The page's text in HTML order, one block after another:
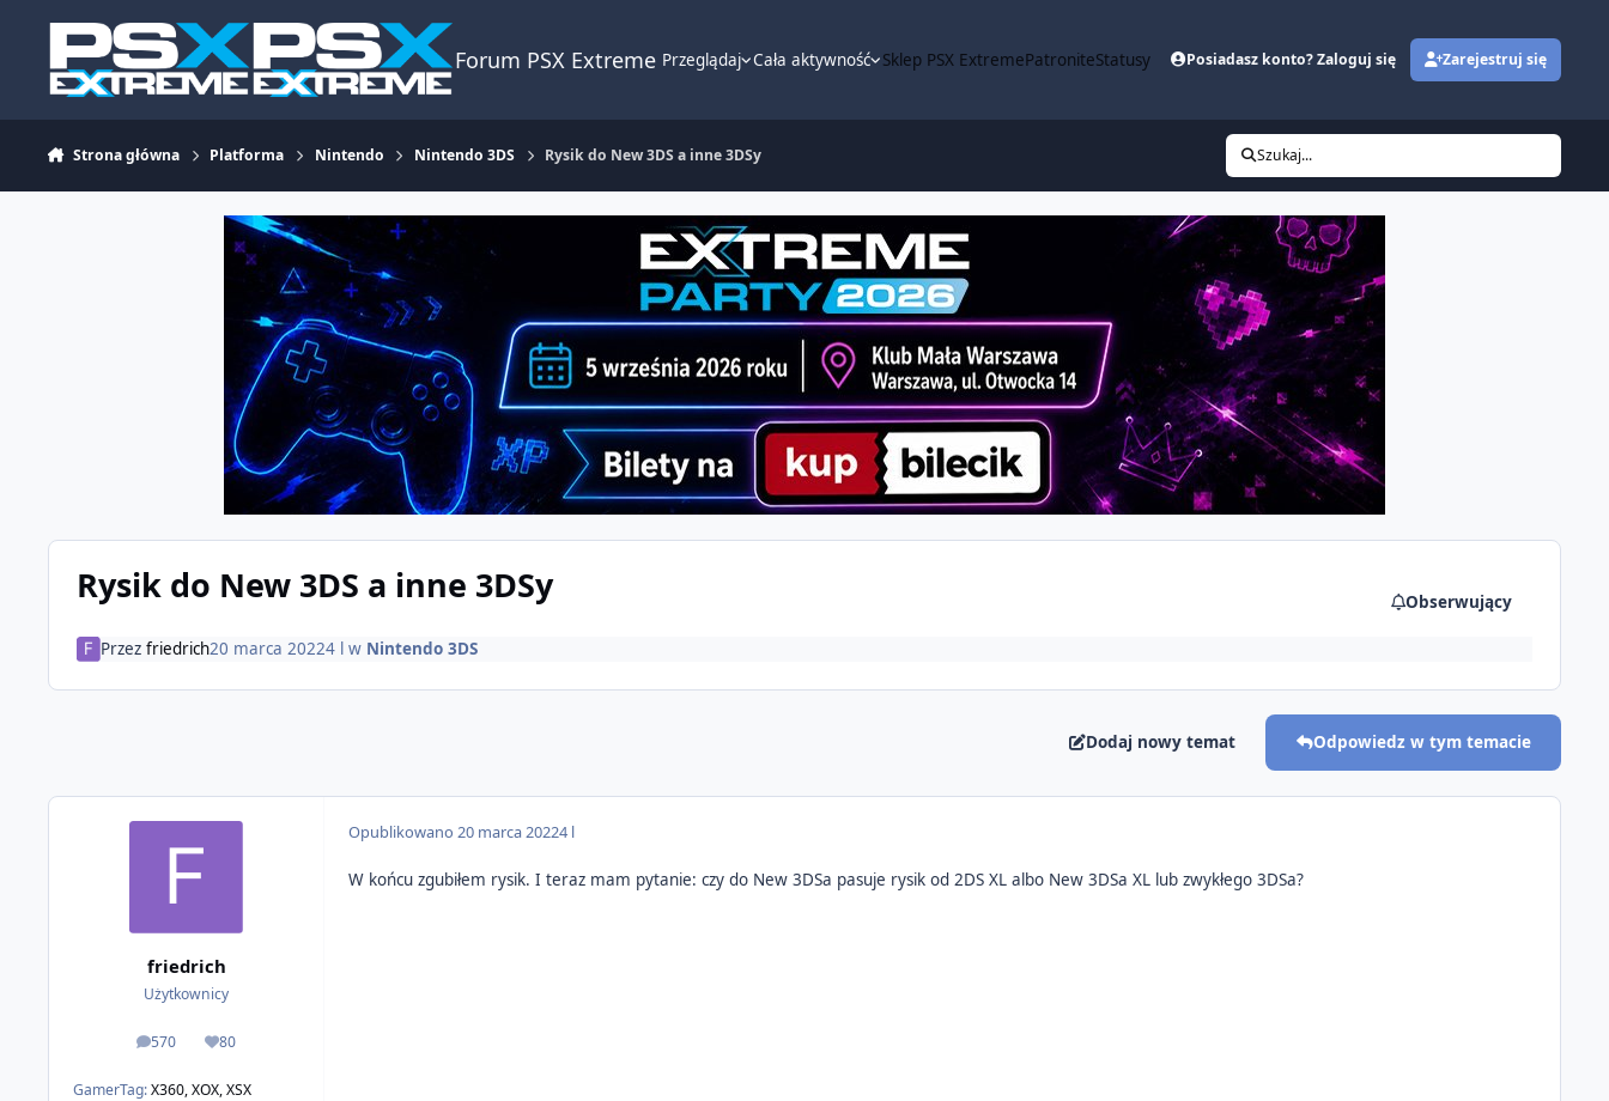
Forum PSX Extreme Przeglądaj Cała aktywność Sklep PSX ExtremePatroniteStatusy Posiadasz konto? Zaloguj się Zarejestruj się
Strona główna Platforma Nintendo Nintendo 3DS Rysik do New 3DS a inne 3DSy Szukaj...
Rysik do New 3DS a inne 3DSy Obserwujący
Przezfriedrich20 marca 20224 lw Nintendo 3DS
Dodaj nowy temat Odpowiedz w tym temacie
friedrich
Użytkownicy
570
odpowiedzi
80
Reputacja
GamerTag:X360, XOX, XSX
Opublikowano20 marca 20224 l
W końcu zgubiłem rysik. I teraz mam pytanie: czy do New 3DSa pasuje rysik od 2DS XL albo New 3DSa XL lub zwykłego 3DSa?